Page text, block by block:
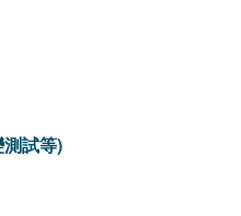
試等)